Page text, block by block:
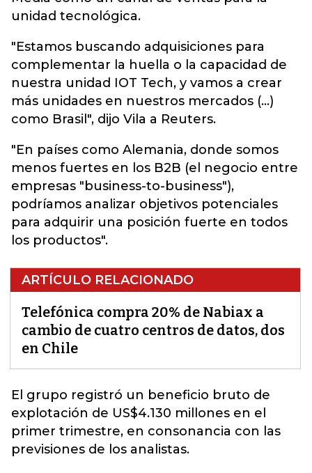
unidad tecnológica.
"Estamos buscando adquisiciones para
complementar la huella o la capacidad de
nuestra unidad IOT Tech, y vamos a crear
más unidades en nuestros mercados (...)
como Brasil", dijo Vila a Reuters.
"En países como Alemania, donde somos
menos fuertes en los B2B (el negocio entre
empresas "business-to-business"),
podríamos analizar objetivos potenciales
para adquirir una posición fuerte en todos
los productos".
ARTÍCULO RELACIONADO
Telefónica compra 20% de Nabiax a
cambio de cuatro centros de datos, dos
en Chile
El grupo registró un beneficio bruto de
explotación de US$4.130 millones en el
primer trimestre, en consonancia con las
previsiones de los analistas.